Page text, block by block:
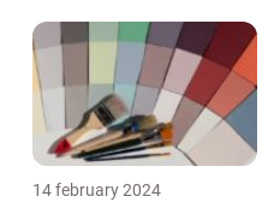
14 february 2024